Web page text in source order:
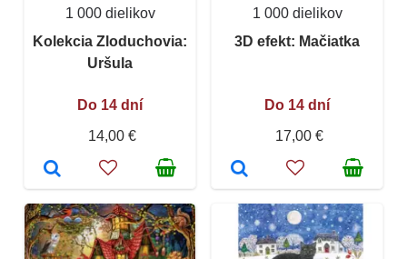
1 000 dielikov
Kolekcia Zloduchovia:
Uršula
Do 14 dní
14,00 €
1 000 dielikov
3D efekt: Mačiatka
Do 14 dní
17,00 €